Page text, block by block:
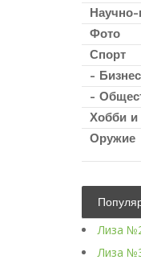
Фото
Спорт
- Бизнес
-
Хобби
Оружие
Лиза
Лиза